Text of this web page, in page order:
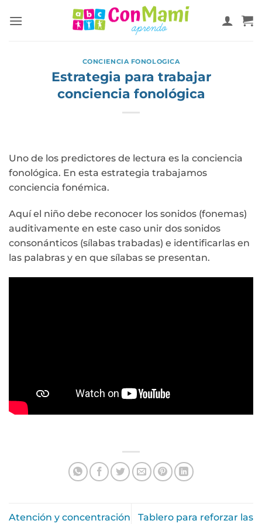
CONCIENCIA FONOLOGICA
Estrategia para trabajar
conciencia fonológica
Uno de los predictores de lectura es la conciencia
fonológica. En esta estrategia trabajamos
conciencia fonémica.
Aquí el niño debe reconocer los sonidos (fonemas)
auditivamente en este caso unir dos sonidos
consonánticos (sílabas trabadas) e identificarlas en
las palabras y en que sílabas se presentan.
Atención y concentración Tablero para reforzar las